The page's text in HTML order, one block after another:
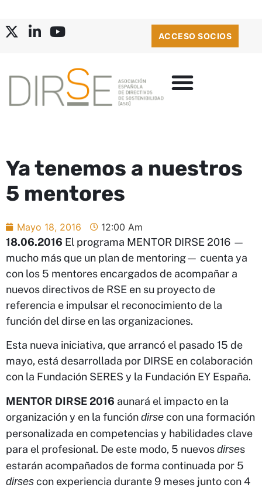
ACCESO SOCIOS
Ya tenemos a nuestros
5 mentores
Mayo 18, 2016 12:00 Am
18.06.2016 El programa MENTOR DIRSE 2016 —
mucho más que un plan de mentoring— cuenta ya
con los 5 mentores encargados de acompañar a
nuevos directivos de RSE en su proyecto de
referencia e impulsar el reconocimiento de la
función del dirse en las organizaciones.
Esta nueva iniciativa, que arrancó el pasado 15 de
mayo, está desarrollada por DIRSE en colaboración
con la Fundación SERES y la Fundación EY España.
MENTOR DIRSE 2016 aunará el impacto en la
organización y en la función dirse con una formación
personalizada en competencias y habilidades clave
para el profesional. De este modo, 5 nuevos dirses
estarán acompañados de forma continuada por 5
dirses con experiencia durante 9 meses junto con 4